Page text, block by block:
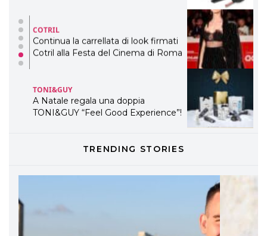
COTRIL
Continua la carrellata di look firmati
Cotril alla Festa del Cinema di Roma
TONI&GUY
A Natale regala una doppia
TONI&GUY “Feel Good Experience”!
LABEL.M lancia la sua innovativa ed
professionali
TRENDING STORIES